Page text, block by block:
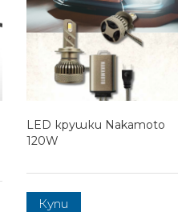
LED крушки Nakamoto
120W
Купи